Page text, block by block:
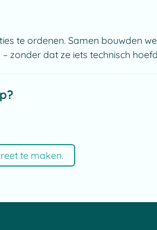
te ordenen. Samen bouwden
zonder dat ze iets technisch
te maken.